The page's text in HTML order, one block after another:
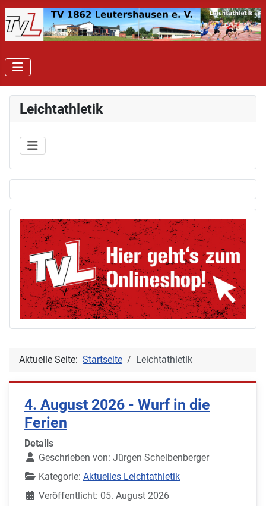
Leichtathletik
Aktuelle Seite: Startseite Leichtathletik
4. August 2026 - Wurf in die
Ferien
Details
Geschrieben von: Jürgen Scheibenberger
Kategorie: Aktuelles Leichtathletik
Veröffentlicht: 05. August 2026